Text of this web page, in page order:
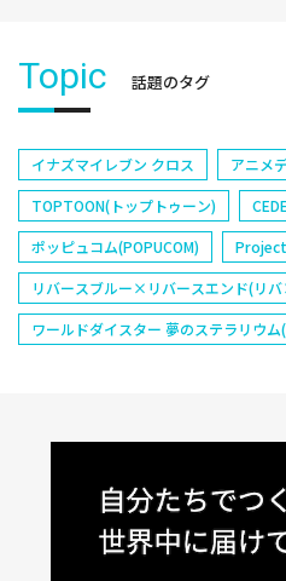
Topic 話題のタグ
イナズマイレブン クロス
アニメ
TOPTOON(トップトゥーン)
ポッピュコム(POPUCOM)
リバースブルー×リバースエンド(リ
ワールドダイスター 夢のステラリウ